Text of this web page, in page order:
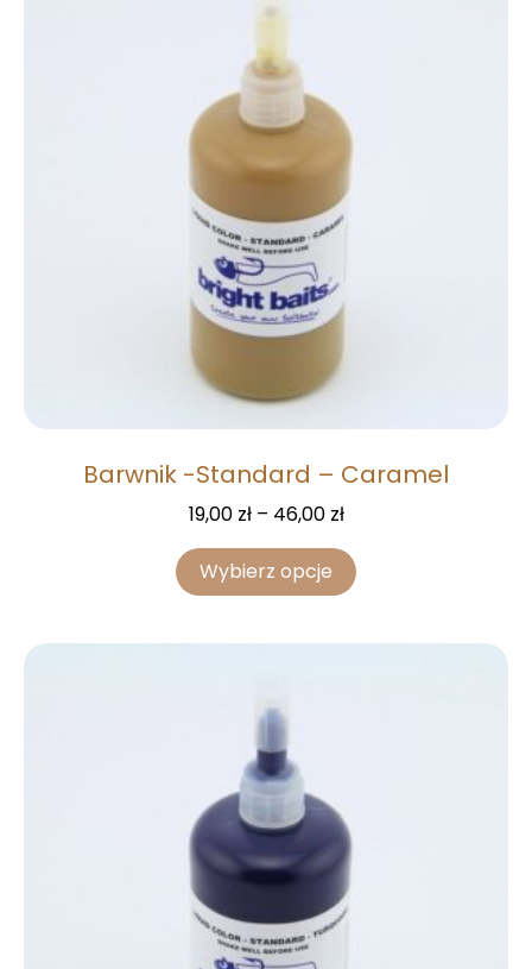
Barwnik -Standard – Caramel
19,00 zł – 46,00 zł
Wybierz opcje